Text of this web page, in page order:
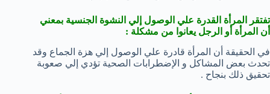
تفتقر المرأة القدرة علي الوصول إلي النشوة الجنسية بمعني
أن المرأة أو الرجل يعانوا من مشكلة :
في الحقيقة أن المرأة قادرة علي الوصول إلي هزة الجماع وقد
تحدث بعض المشاكل و الإضطرابات الصحية تؤدي إلي صعوبة
تحقيق ذلك بنجاح .